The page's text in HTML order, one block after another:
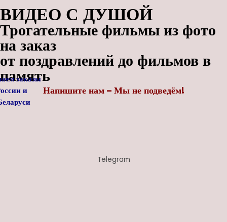
ВИДЕО С ДУШОЙ
Трогательные фильмы из фото
на заказ
от поздравлений до фильмов в
память
заказы
и
Напишите нам – Мы не подведём!
Telegram